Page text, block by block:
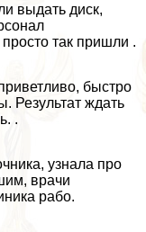
выдать диск,
так пришли .
быстро
Результат ждать
.
узнала про
врачи
рабо.